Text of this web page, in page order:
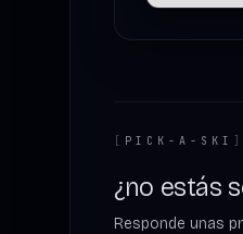
[ PICK-A-SKI ]
¿no estás
Responde unas